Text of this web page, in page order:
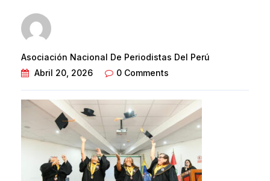
Asociación Nacional De Periodistas Del Perú
Abril 20, 2026
0 Comments